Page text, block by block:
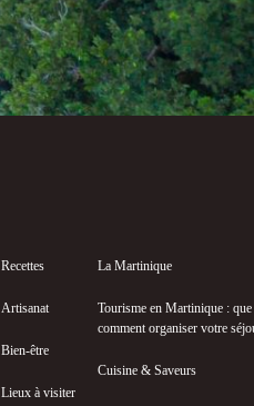
Recettes
Artisanat
Bien-être
Lieux à visiter
La Martinique
Tourisme en Martinique :
comment organiser votre
Cuisine & Saveurs